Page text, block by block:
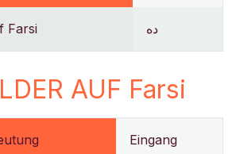
Farsi ده
AUF Farsi
Eingang